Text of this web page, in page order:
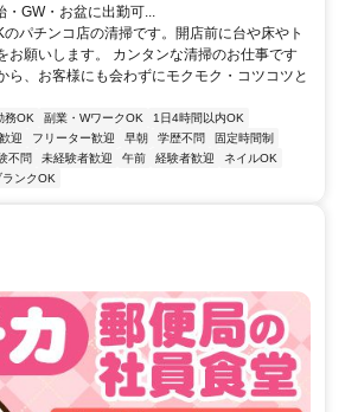
・GW・お盆に出勤可...
パチンコ店の清掃です。開店前に台や床やト
お願いします。 カンタンな清掃のお仕事です
ら、お客様にも会わずにモクモク・コツコツと
務OK 副業・WワークOK
1日4時間以内OK
迎 フリーター歓迎 早朝 学歴不問
固定時間制
不問 未経験者歓迎 午前 経験者歓迎
ネイルOK
ランクOK